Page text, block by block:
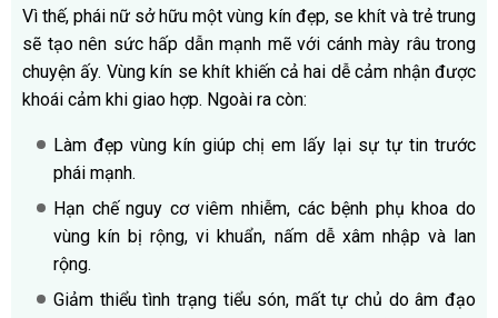
Vì thế, phái nữ sở hữu một vùng kín đẹp, se khít và trẻ trung
sẽ tạo nên sức hấp dẫn mạnh mẽ với cánh mày râu trong
chuyện ấy. Vùng kín se khít khiến cả hai dễ cảm nhận được
khoái cảm khi giao hợp. Ngoài ra còn:
Làm đẹp vùng kín giúp chị em lấy lại sự tự tin trước
phái mạnh.
Hạn chế nguy cơ viêm nhiễm, các bệnh phụ khoa do
vùng kín bị rộng, vi khuẩn, nấm dễ xâm nhập và lan
rộng.
Giảm thiểu tình trạng tiểu són, mất tự chủ do âm đạo